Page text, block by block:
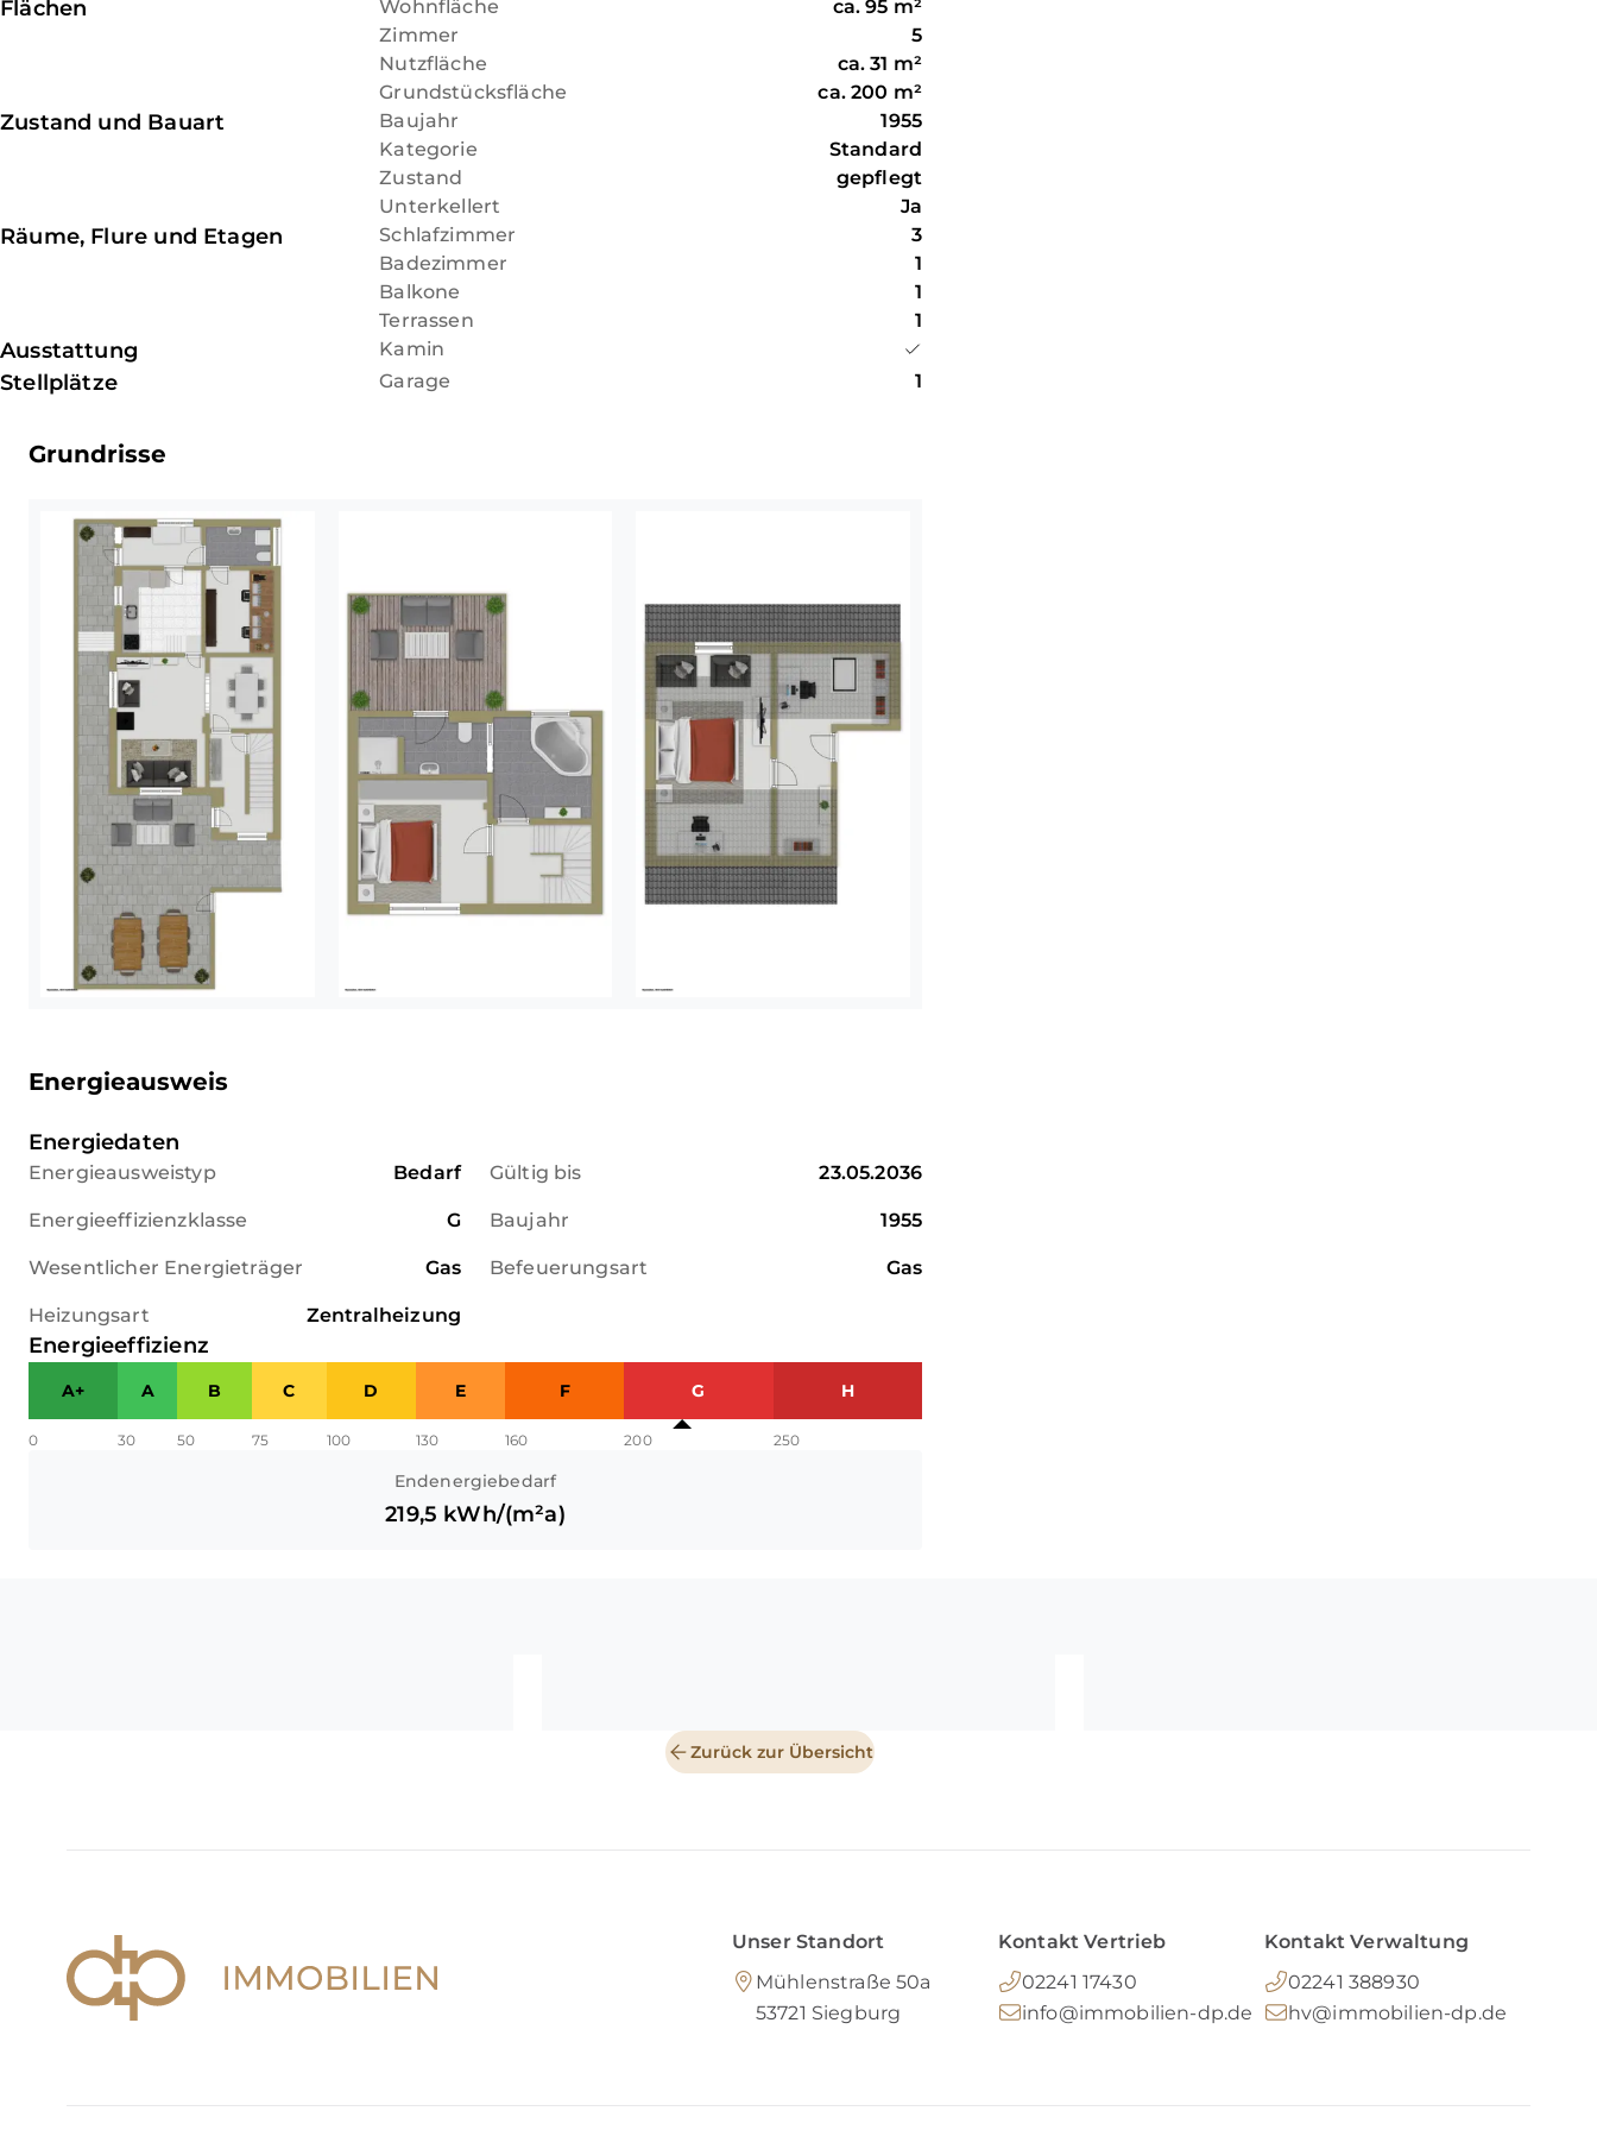
gezielte Modernisierungen in den letzten Jahren gesichert wurde. So
wurde das Dach im Jahr 2023 umfassend mit neuen Ziegeln versehen,
gedämmt und teilweise mit neuen Balken verstärkt. Auch die Fassade
erhielt eine neue Armierung und einen frischen Anstrich. Für ein gutes
Wohnklima und zeitgemäße Standards sorgen die im Durchschnitt 2017
erneuerten Kunststofffenster sowie eine zuverlässige Gasheizung aus
dem Jahr 2003. Abgerundet wird das attraktive Angebot durch ein ca. 200
m² großes Grundstück, eine eigene Garage sowie den voll unterkellerten
Bereich, der Ihnen reichlich Stauraum für den Alltag bietet.
Ruhe und Lebensqualität im eigenen Wohnumfeld verzichten zu wollen.
Flächen Wohnfläche ca. 95 m²
Zimmer
5
Nutzfläche
ca. 31 m²
Grundstücksfläche
ca. 200 m²
Zustand und Bauart Baujahr
1955
Kategorie
Standard
Zustand
gepflegt
Unterkellert
Ja
Räume, Flure und Etagen Schlafzimmer
3
Badezimmer
1
Balkone
1
Terrassen
1
Ausstattung Kamin
Stellplätze Garage 1
Grundrisse
Energieausweis
Energiedaten
Energieausweistyp Bedarf Gültig bis 23.05.2036
Energieeffizienzklasse G Baujahr 1955
Wesentlicher Energieträger Gas Befeuerungsart Gas
Heizungsart Zentralheizung
Energieeffizienz
A+ A B C D E F G H
0 30 50 75 100 130 160 200 250
Endenergiebedarf
219,5 kWh/(m²a)
Zurück zur Übersicht
Unser Standort
Mühlenstraße 50a
53721 Siegburg
Kontakt Vertrieb
02241 17430
info@immobilien-dp.de
Kontakt Verwaltung
02241 388930
hv@immobilien-dp.de